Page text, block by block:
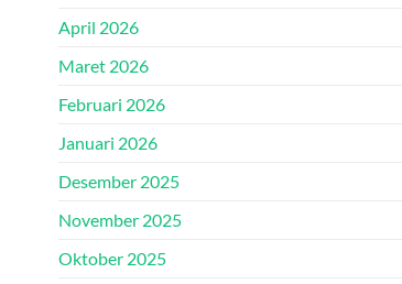
April 2026
Maret 2026
Februari 2026
Januari 2026
Desember 2025
November 2025
Oktober 2025